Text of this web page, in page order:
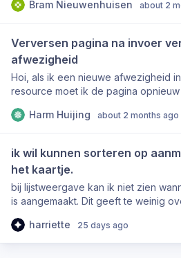
Bram Nieuwenhuisen
about 2
Verversen pagina na invoer
afwezigheid
Hoi, als ik een nieuwe afwezigheid
resource moet ik de pagina
pagina automatisch te vernieuwen???
Harm Huijing about 2 months ago
ik wil kunnen sorteren op
het kaartje.
bij lijstweergave kan ik niet zien
is aangemaakt. Dit geeft te weinig
worden gemaakt zodat je er op kunt
harriette 25 days ago